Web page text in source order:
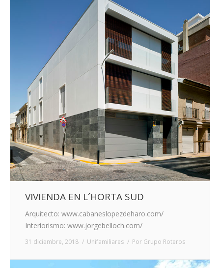
VIVIENDA EN L´HORTA SUD
Arquitecto: www.cabaneslopezdeharo.com/
Interiorismo: www.jorgebelloch.com/
31 diciembre, 2018 Unifamiliares Por Grupo Roteros